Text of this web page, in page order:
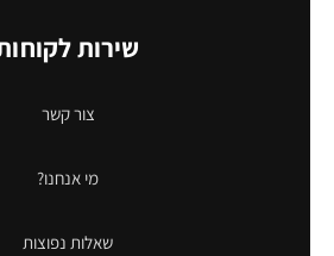
שירות לקוחות
צור קשר
מי אנחנו?
שאלות נפוצות